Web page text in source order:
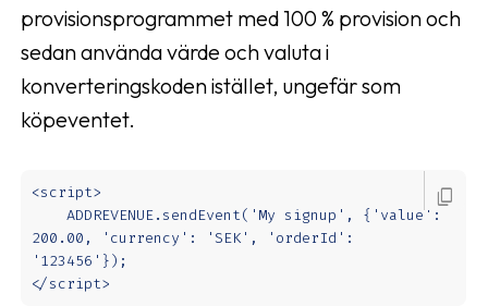
provisionsprogrammet med 100 % provision och
sedan använda värde och valuta i
konverteringskoden istället, ungefär som
köpeventet.
<script>
ADDREVENUE.sendEvent('My signup', {'value':
200.00, 'currency': 'SEK', 'orderId':
'123456'});
</script>
content_copy